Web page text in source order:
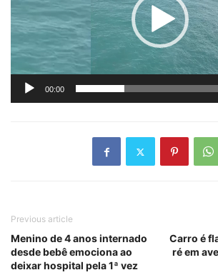
00:00
Previous article
Menino de 4 anos internado
desde bebê emociona ao
deixar hospital pela 1ª vez
Carro é
ré em